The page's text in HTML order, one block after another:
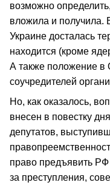
возможно
вложила и получила.
Украине досталась
находится (кроме
А также положение
соучредителей
Но, как оказалось,
внесен в повестку
депутатов,
право предъявить РФ
за преступления,